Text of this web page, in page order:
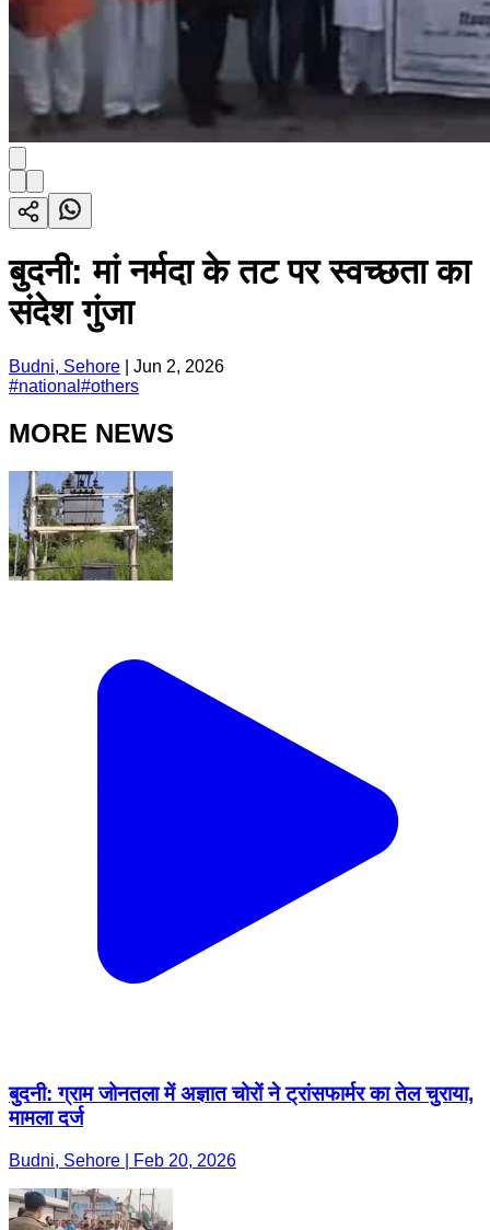
बुदनी: मां नर्मदा के तट पर स्वच्छता का
संदेश गुंजा
Budni, Sehore
Jun 2, 2026
#national #others
MORE NEWS
बुदनी: ग्राम जोनतला में अज्ञात चोरों ने ट्रांसफार्मर का तेल चुराया,
मामला दर्ज
Budni, Sehore | Feb 20, 2026